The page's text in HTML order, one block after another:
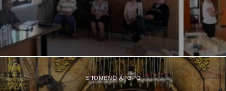
ΕΠΌΜΕΝΟ ΆΡΘΡΟ